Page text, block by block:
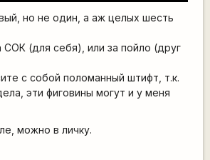
но не один, а аж целых шесть
СОК (для себя), или за пойло (друг
с собой поломанный штифт, т.к.
эти фиговины могут и у меня
можно в личку.